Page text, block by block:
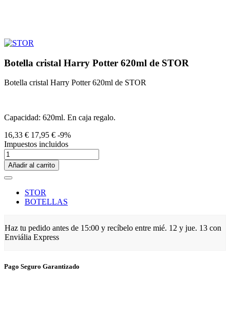
Botella cristal Harry Potter 620ml de STOR
Botella cristal Harry Potter 620ml de STOR
Capacidad: 620ml. En caja regalo.
16,33 € 17,95 € -9%
Impuestos incluidos
Añadir al carrito
STOR
BOTELLAS
Haz tu pedido antes de 15:00 y recíbelo entre mié. 12 y jue. 13 con
Enviália Express
Pago Seguro Garantizado